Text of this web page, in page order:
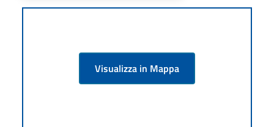
Visualizza in Mappa